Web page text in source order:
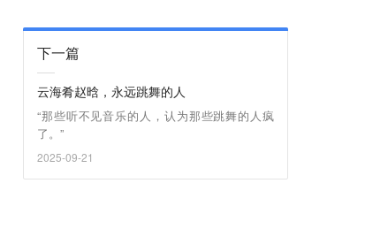
下一篇
云海肴赵晗，永远跳舞的人
“那些听不见音乐的人，认为那些跳舞的人疯
了。”
2025-09-21